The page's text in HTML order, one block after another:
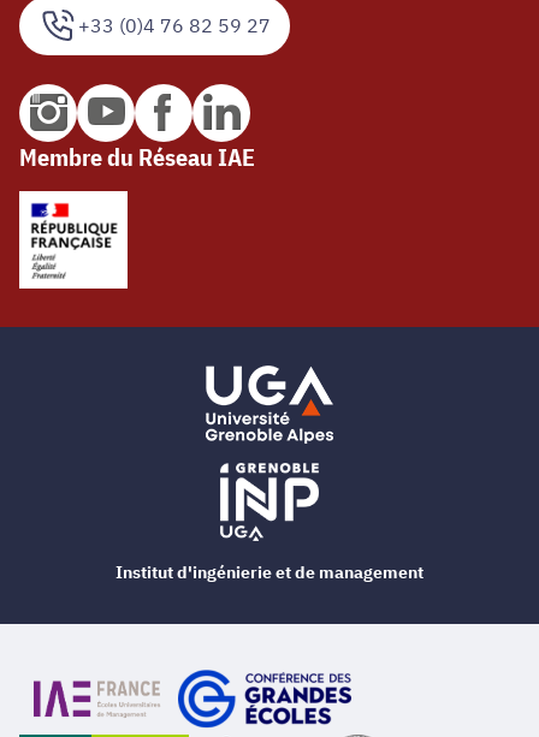
+33 (0)4 76 82 59 27
Membre du Réseau IAE
Institut d'ingénierie et de management